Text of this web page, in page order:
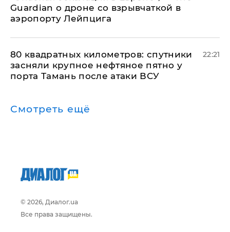
Guardian о дроне со взрывчаткой в
аэропорту Лейпцига
80 квадратных километров: спутники
засняли крупное нефтяное пятно у
порта Тамань после атаки ВСУ
22:21
Смотреть ещё
© 2026, Диалог.ua
Все права защищены.